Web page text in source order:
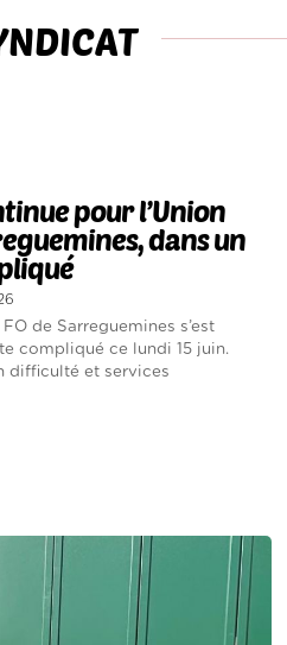
pour l’Union
dans un
FO de Sarreguemines s’est
compliqué ce lundi 15 juin.
difficulté et services